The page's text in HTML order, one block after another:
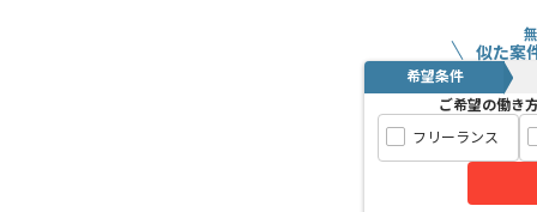
似た案
希望条件
ご希望の働き
フリーランス